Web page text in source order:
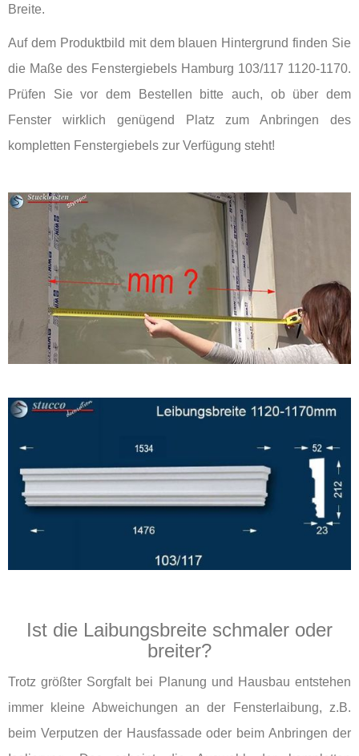
Breite.
Auf dem Produktbild mit dem blauen Hintergrund finden Sie
die Maße des Fenstergiebels Hamburg 103/117 1120-1170.
Prüfen Sie vor dem Bestellen bitte auch, ob über dem
Fenster wirklich genügend Platz zum Anbringen des
kompletten Fenstergiebels zur Verfügung steht!
Ist die Laibungsbreite schmaler oder
breiter?
Trotz größter Sorgfalt bei Planung und Hausbau entstehen
immer kleine Abweichungen an der Fensterlaibung, z.B.
beim Verputzen der Hausfassade oder beim Anbringen der